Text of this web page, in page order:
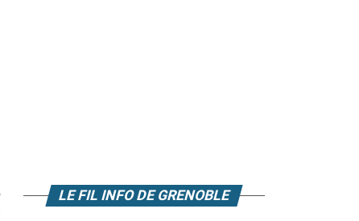
LE FIL INFO DE GRENOBLE